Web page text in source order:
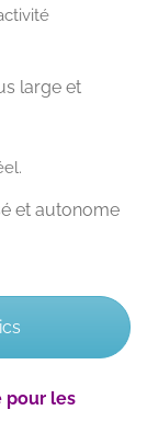
large et
et autonome
pour les